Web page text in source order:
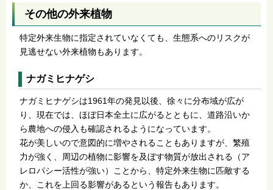
その他の外来植物
特定外来生物に指定されていなくても、生態系へのリスクが
見逃せない外来植物もあります。
ナガミヒナゲシ
ナガミヒナゲシは1961年の発見以後、徐々に分布域が広が
り、現在では、ほぼ日本全土に広がるとともに、道路沿いか
ら農地への侵入も確認されるようになっています。
花が美しいので意図的に増やされることもありますが、繁殖
力が強く、周辺の植物に影響を及ぼす物質が放出される（ア
レロパシー活性が強い）ことから、特定外来生物に匹敵する
か、これを上回る影響があるという報告もあります。